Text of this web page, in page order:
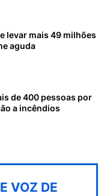
levar mais 49 milhões
aguda
de 400 pessoas por
a incêndios
VOZ DE